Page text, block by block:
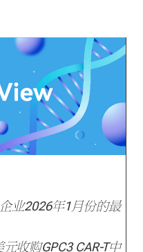
业2026年1月份的最
收购GPC3 CAR-T中